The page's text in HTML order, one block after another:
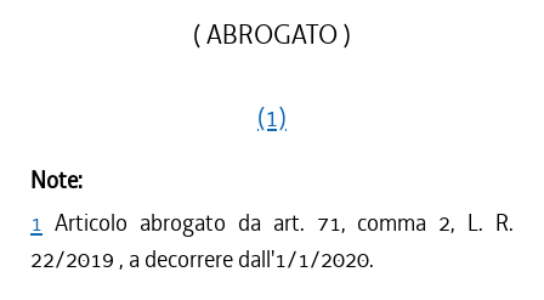
( ABROGATO )
(1)
Note:
1 Articolo abrogato da art. 71, comma 2, L. R.
22/2019 , a decorrere dall'1/1/2020.